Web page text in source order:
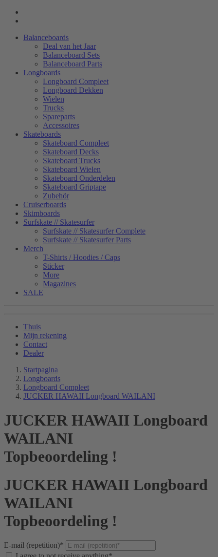
Balanceboards
Deal van het Jaar
Balanceboard Sets
Balanceboard Parts
Longboards
Longboard Compleet
Longboard Dekken
Wielen
Trucks
Spareparts
Accessoires
Skateboards
Skateboard Compleet
Skateboard Decks
Skateboard Trucks
Skateboard Wielen
Skateboard Onderdelen
Skateboard Griptape
Zubehör
Cruiserboards
Skimboards
Surfskate // Skatesurfer
Surfskate // Skatesurfer Complete
Surfskate // Skatesurfer Parts
Merch
T-Shirts / Hoodies / Caps
Sticker
More
Magazines
SALE
Thuis
Mijn rekening
Contact
Dealer
Startpagina
Longboards
Longboard Compleet
JUCKER HAWAII Longboard WAILANI
JUCKER HAWAII Longboard
WAILANI
Topbeoordeling !
JUCKER HAWAII Longboard
WAILANI
Topbeoordeling !
E-mail (repetition)*